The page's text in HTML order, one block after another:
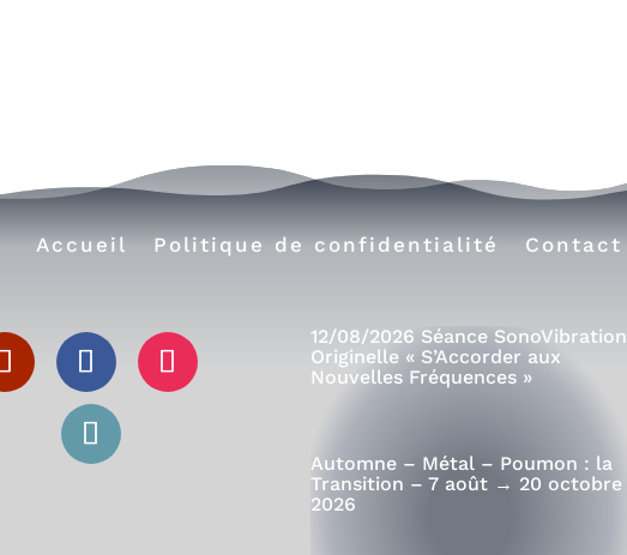
Accueil Politique de confidentialité Contact
12/08/2026 Séance SonoVibration
Originelle « S’Accorder aux
Nouvelles Fréquences »
Automne – Métal – Poumon : la
Transition – 7 août → 20 octobre
2026